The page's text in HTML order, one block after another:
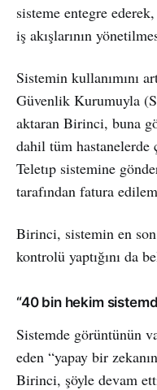
sisteme entegre
iş akışlarının
Sistemin kullanımını
Güvenlik Kurumuyla
aktaran Birinci, buna
dahil tüm
Teletıp sistemine
tarafından fatura
Birinci, sistemin en
kontrolü yaptığını da
“40 bin hekim
Sistemde görüntünün
eden “yapay bir
Birinci, şöyle devam